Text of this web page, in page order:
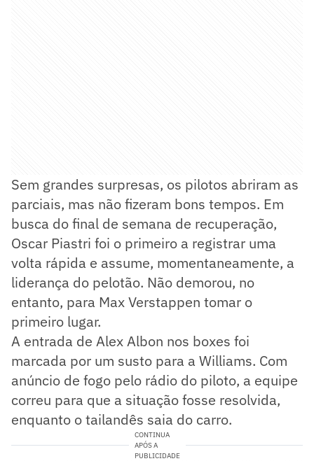
Sem grandes surpresas, os pilotos abriram as
parciais, mas não fizeram bons tempos. Em
busca do final de semana de recuperação,
Oscar Piastri foi o primeiro a registrar uma
volta rápida e assume, momentaneamente, a
liderança do pelotão. Não demorou, no
entanto, para Max Verstappen tomar o
primeiro lugar.
A entrada de Alex Albon nos boxes foi
marcada por um susto para a Williams. Com
anúncio de fogo pelo rádio do piloto, a equipe
correu para que a situação fosse resolvida,
enquanto o tailandês saia do carro.
CONTINUA
APÓS A
PUBLICIDADE